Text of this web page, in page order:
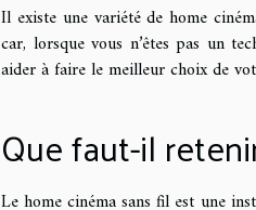
Il existe une variété de home
car, lorsque vous n’êtes pas un
aider à faire le meilleur choix de
Que faut-il
Le home cinéma sans fil est une